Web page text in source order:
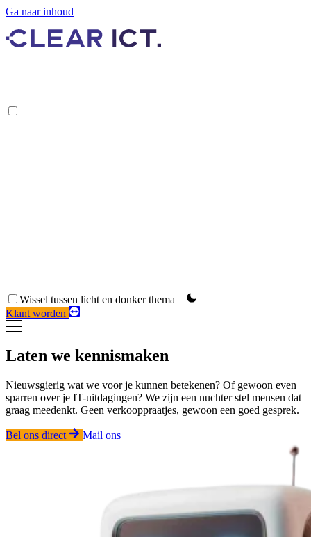
Ga naar inhoud
Wissel tussen licht en donker thema
Klant worden
Laten we kennismaken
Nieuwsgierig wat we voor je kunnen betekenen? Of gewoon even
sparren over je IT-uitdagingen? We zijn een nuchter stel mensen dat
graag meedenkt. Geen verkooppraatjes, gewoon een goed gesprek.
Bel ons direct Mail ons